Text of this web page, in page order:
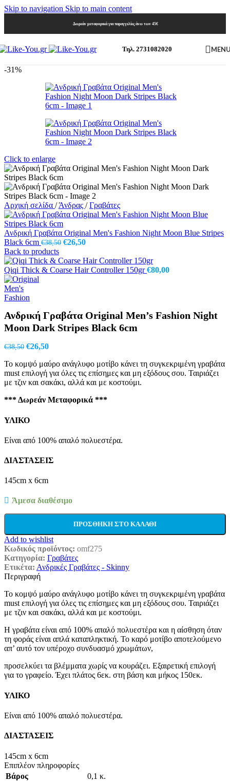
Skip to navigation Skip to main content
Δωρεάν μεταφορικά για παραγγελίες άνω των 45€
Τηλ. 2731082020
-31%
Click to enlarge
Αρχική σελίδα / Άνδρας / Γραβάτες
Ανδρική Γραβάτα Original Men's Fashion Night Moon Blue Stripes
Black 6cm €38,50 Original
was:
€38,50.
€26,50Η
τιμή
είναι:
Back to products
Qiqi Thick & Coarse Hair Controller 150gr€80,00
Ανδρική Γραβάτα Original Men’s Fashion Night
Moon Dark Stripes Black 6cm
€38,50 Original
was:
€38,50.
€26,50Η
τιμή
είναι:
€26,50.
Το κομψό μαύρο ανάγλυφο μοτίβο κάνει τη συγκεκριμένη γραβάτα
must επιλογή για όλες τις επίσημες και μη εξόδους σου. Ταιριάζει
με τζιν και σακάκι, αλλά και με κοστούμι.
*** Δωρεάν Μεταφορικά ***
ΥΛΙΚΟ
Είναι από 100% απαλό πολυεστέρα.
ΔΙΑΣΤΑΣΕΙΣ
145cm x 6cm
Άμεσα διαθέσιμο
ΠΡΟΣΘΉΚΗ ΣΤΟ ΚΑΛΆΘΙ
Add to wishlist
Κωδικός προϊόντος: omf275
Κατηγορία: Γραβάτες
Ετικέτα: Ανδρικές Γραβάτες - Skinny
Περιγραφή
Το κομψό μαύρο ανάγλυφο μοτίβο κάνει τη συγκεκριμένη γραβάτα
must επιλογή για όλες τις επίσημες και μη εξόδους σου. Ταιριάζει
με τζιν και σακάκι, αλλά και με κοστούμι.
Η γραβάτα είναι από 100% απαλό πολυεστέρα και η αίσθηση όταν
τη φοράς είναι απλά καταπληκτική. Το καρό μοτίβο αποτελούμενο
απ’ αυτό τον υπέροχο συνδυασμό χρωμάτων,
προσελκύει τα βλέμματα χωρίς να κουράζει. Εξαιρετική επιλογή
για το γραφείο. Έχει πλάτος 6εκ. στη βάση και μήκος 150εκ.
ΥΛΙΚΟ
Είναι από 100% απαλό πολυεστέρα.
ΔΙΑΣΤΑΣΕΙΣ
145cm x 6cm
Επιπλέον πληροφορίες
Βάρος
0,1 κ.